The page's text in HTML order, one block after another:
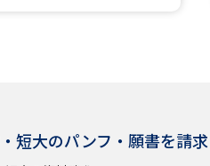
短大のパンフ・願書を請求